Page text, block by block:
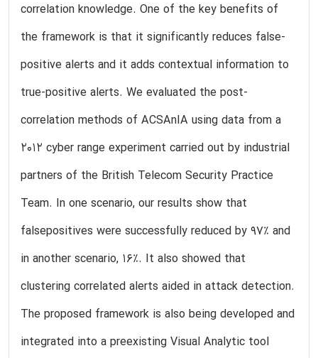
correlation knowledge. One of the key benefits of
the framework is that it significantly reduces false-
positive alerts and it adds contextual information to
true-positive alerts. We evaluated the post-
correlation methods of ACSAnIA using data from a
2012 cyber range experiment carried out by industrial
partners of the British Telecom Security Practice
Team. In one scenario, our results show that
falsepositives were successfully reduced by 97% and
in another scenario, 16%. It also showed that
clustering correlated alerts aided in attack detection.
The proposed framework is also being developed and
integrated into a preexisting Visual Analytic tool